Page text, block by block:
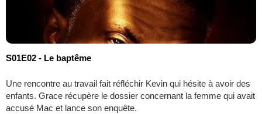
S01E02 - Le baptême
Une rencontre au travail fait réfléchir Kevin qui hésite à avoir des
enfants. Grace récupère le dossier concernant la femme qui avait
accusé Mac et lance son enquête.